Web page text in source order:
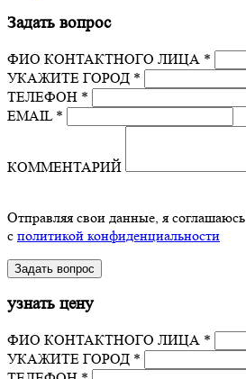
Задать вопрос
ФИО КОНТАКТНОГО ЛИЦА *
УКАЖИТЕ ГОРОД *
ТЕЛЕФОН *
EMAIL *
КОММЕНТАРИЙ
Отправляя свои данные, я соглашаюсь
с политикой конфиденциальности
узнать цену
ФИО КОНТАКТНОГО ЛИЦА *
УКАЖИТЕ ГОРОД *